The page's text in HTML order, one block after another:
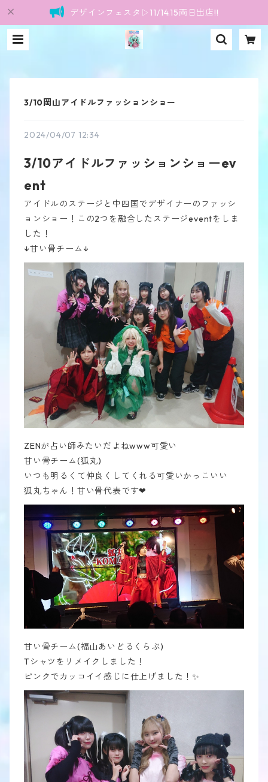
デザインフェスタ▷11/14.15両日出店!!
3/10岡山アイドルファッションショー
2024/04/07 12:34
3/10アイドルファッションショーev
ent
アイドルのステージと中四国でデザイナーのファッシ
ョンショー！この2つを融合したステージeventをしま
した！
↓甘い骨チーム↓
ZENが占い師みたいだよねwww可愛い
甘い骨チーム(狐丸)
いつも明るくて仲良くしてくれる可愛いかっこいい
狐丸ちゃん！甘い骨代表です❤︎
甘い骨チーム(福山あいどるくらぶ)
Tシャツをリメイクしました！
ピンクでカッコイイ感じに仕上げました！✨